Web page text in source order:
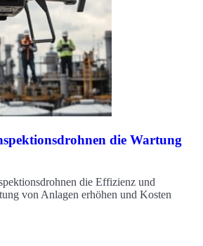
die Wartung
die Effizienz und
von Anlagen erhöhen und Kosten